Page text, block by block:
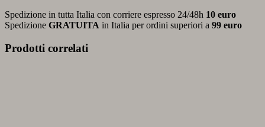
Spedizione in tutta Italia con corriere espresso 24/48h 10 euro
Spedizione GRATUITA in Italia per ordini superiori a 99 euro
Prodotti correlati